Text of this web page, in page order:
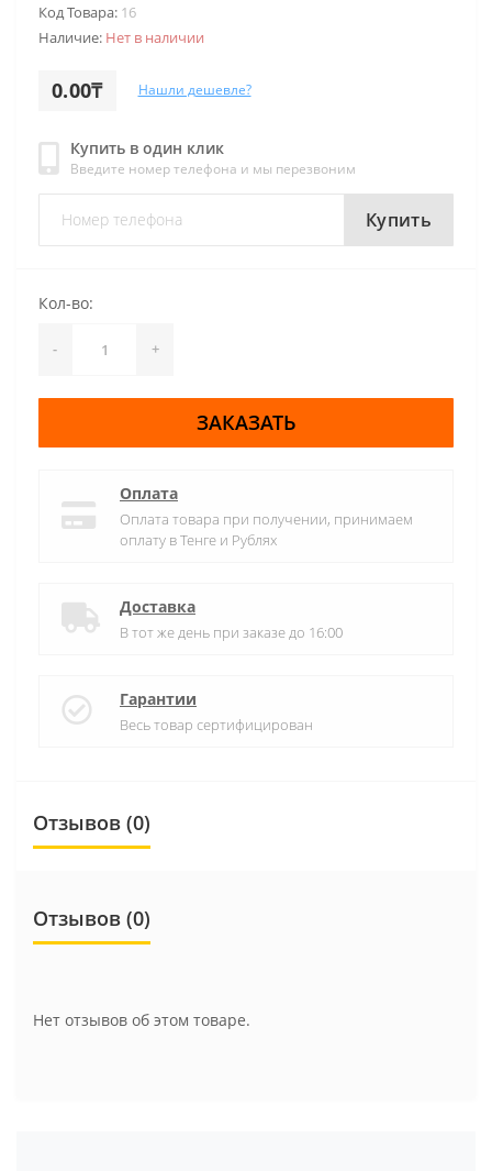
Код Товара: 16
Наличие: Нет в наличии
0.00₸ Нашли дешевле?
Купить в один клик
Введите номер телефона и мы перезвоним
Купить
Кол-во:
- +
ЗАКАЗАТЬ
Оплата
Оплата товара при получении, принимаем
оплату в Тенге и Рублях
Доставка
В тот же день при заказе до 16:00
Гарантии
Весь товар сертифицирован
Отзывов (0)
Отзывов (0)
Нет отзывов об этом товаре.